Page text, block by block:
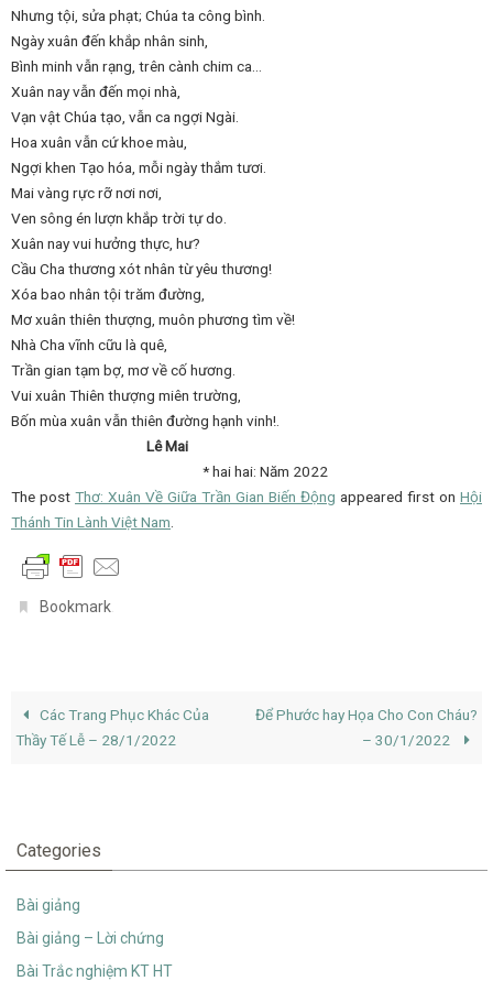
Nhưng tội, sửa phạt; Chúa ta công bình.
Ngày xuân đến khắp nhân sinh,
Bình minh vẫn rạng, trên cành chim ca…
Xuân nay vẫn đến mọi nhà,
Vạn vật Chúa tạo, vẫn ca ngợi Ngài.
Hoa xuân vẫn cứ khoe màu,
Ngợi khen Tạo hóa, mỗi ngày thắm tươi.
Mai vàng rực rỡ nơi nơi,
Ven sông én lượn khắp trời tự do.
Xuân nay vui hưởng thực, hư?
Cầu Cha thương xót nhân từ yêu thương!
Xóa bao nhân tội trăm đường,
Mơ xuân thiên thượng, muôn phương tìm về!
Nhà Cha vĩnh cữu là quê,
Trần gian tạm bợ, mơ về cố hương.
Vui xuân Thiên thượng miên trường,
Bốn mùa xuân vẫn thiên đường hạnh vinh!.
Lê Mai
* hai hai: Năm 2022
The post Thơ: Xuân Về Giữa Trần Gian Biến Động appeared first on Hội
Thánh Tin Lành Việt Nam
Bookmark
Các Trang Phục Khác Của
Thầy Tế Lễ – 28/1/2022
Để Phước hay Họa Cho Con Cháu?
– 30/1/2022
Categories
Bài giảng
Bài giảng – Lời chứng
Bài Trắc nghiệm KT HT